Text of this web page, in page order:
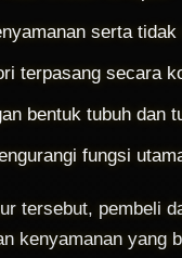
serta
terpasang secara
bentuk tubuh dan
fungsi
tersebut, pembeli
kenyamanan yang